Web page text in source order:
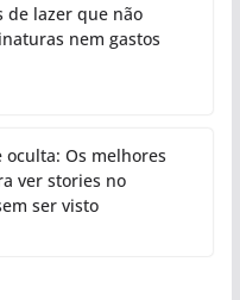
de lazer que não
nem gastos
oculta: Os melhores
ver stories no
ser visto